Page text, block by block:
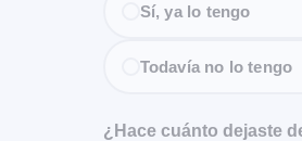
Sí, ya lo tengo
Todavía no lo tengo
¿Hace cuánto dejaste